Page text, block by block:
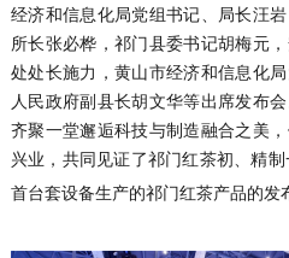
经济和信息化局党组书记、局长汪
所长张必桦，祁门县委书记胡梅元
处处长施力，黄山市经济和信息化
人民政府副县长胡文华等出席发布
齐聚一堂邂逅科技与制造融合之美
兴业，共同见证了祁门红茶初、精
首台套设备生产的祁门红茶产品的发